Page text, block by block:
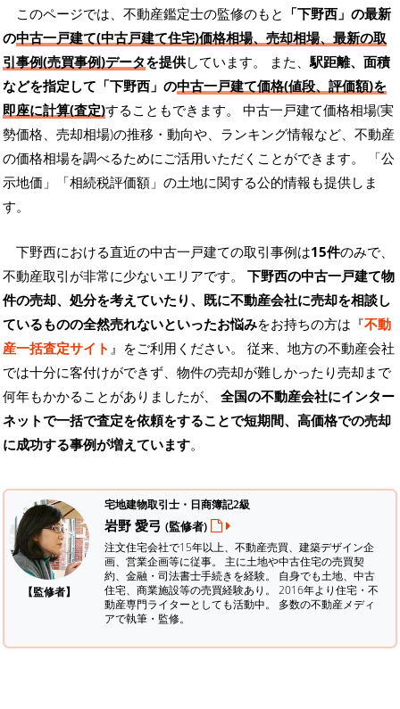
このページでは、不動産鑑定士の監修のもと 「下野西」の最新
の中古一戸建て(中古戸建て住宅)価格相場、売却相場、最新の取
引事例(売買事例)データを提供しています。 また、駅距離、面積
などを指定して「下野西」の中古一戸建て価格(値段、評価額)を
即座に計算(査定)することもできます。 中古一戸建て価格相場(実
勢価格、売却相場)の推移・動向や、ランキング情報など、不動産
の価格相場を調べるためにご活用いただくことができます。
「公
示地価」「相続税評価額」の土地に関する公的情報も提供しま
す。
下野西における直近の中古一戸建ての取引事例は15件のみで、
不動産取引が非常に少ないエリアです。 下野西の中古一戸建て物
件の売却、処分を考えていたり、既に不動産会社に売却を相談し
ているものの全然売れないといったお悩みをお持ちの方は『不動
産一括査定サイト 』をご利用ください。 従来、地方の不動産会社
では十分に客付けができず、物件の売却が難しかったり売却まで
何年もかかることがありましたが、 全国の不動産会社にインター
ネットで一括で査定を依頼をすることで短期間、高価格での売却
に成功する事例が増えています。
【監修者】
宅地建物取引士・日商簿記2級
岩野 愛弓 (監修者)
注文住宅会社で15年以上、不動産売買、建築デザイン企
画、営業企画等に従事。 主に土地や中古住宅の売買契
約、金融・司法書士手続きを経験。 自身でも土地、中古
住宅、商業施設等の売買経験あり。 2016年より住宅・不
動産専門ライターとしても活動中。 多数の不動産メディ
アで執筆・監修。